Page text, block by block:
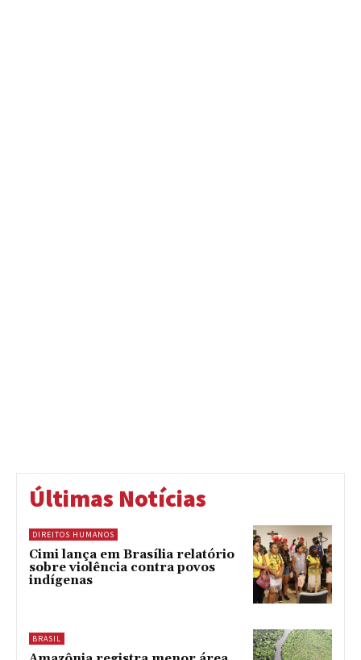
Últimas Notícias
DIREITOS HUMANOS
Cimi lança em Brasília relatório
sobre violência contra povos
indígenas
BRASIL